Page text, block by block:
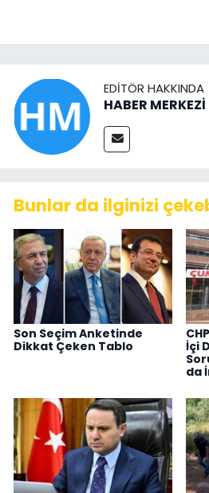
EDITÖR HAKKINDA
HABER MERKEZİ
Bunlar da ilginizi
Son Seçim Anketinde
Dikkat Çeken Tablo
İçi
da